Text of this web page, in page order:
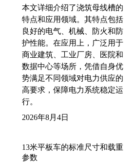
本文详细介绍了浇筑母线槽的
特点和应用领域。其特点包括
良好的电气、机械、防火和防
护性能。在应用上，广泛用于
商业建筑、工业厂房、医院和
数据中心等场所，凭借自身优
势满足不同领域对电力供应的
高要求，保障电力系统稳定运
行。
2026年8月4日
13米平板车的标准尺寸和载重
参数